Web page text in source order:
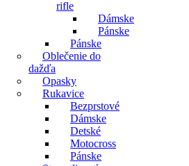
rifle
Dámske
Pánske
Pánske
Oblečenie do
dažďa
Opasky
Rukavice
Bezprstové
Dámske
Detské
Motocross
Pánske